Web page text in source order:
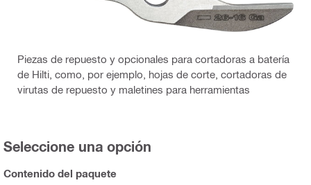
Piezas de repuesto y opcionales para cortadoras a batería
de Hilti, como, por ejemplo, hojas de corte, cortadoras de
virutas de repuesto y maletines para herramientas
Seleccione una opción
Contenido del paquete